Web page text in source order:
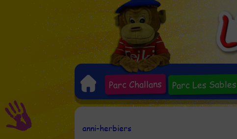
Parc Challans Parc Les
anni-herbiers